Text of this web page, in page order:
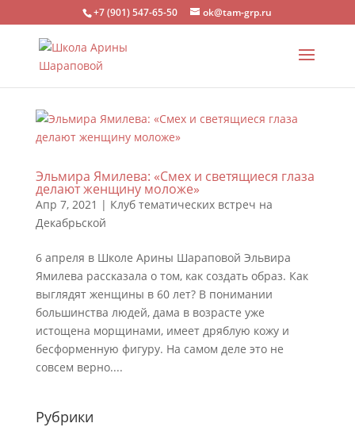
+7 (901) 547-65-50 ok@tam-grp.ru
Эльмира Ямилева: «Смех и светящиеся глаза
делают женщину моложе»
Апр 7, 2021 | Клуб тематических встреч на
Декабрьской
6 апреля в Школе Арины Шараповой Эльвира
Ямилева рассказала о том, как создать образ. Как
выглядят женщины в 60 лет? В понимании
большинства людей, дама в возрасте уже
истощена морщинами, имеет дряблую кожу и
бесформенную фигуру. На самом деле это не
совсем верно....
Рубрики